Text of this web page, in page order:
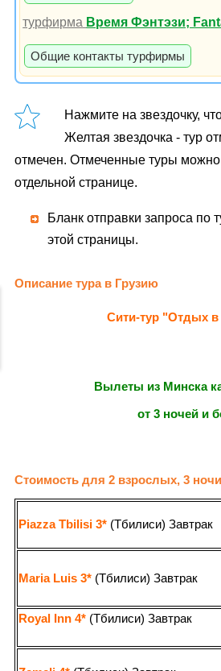
турфирма Время Фэнтэзи;
Общие контакты турфирмы
Нажмите на звездочку,
Желтая звездочка - тур
отмечен. Отмеченные туры можно
отдельной странице.
Бланк отправки запроса по
этой страницы.
Описание тура в Грузию
Сити-тур "Отдых
Вылеты из Минска
от 3 ночей и
Стоимость для 2 взрослых, 3
Piazza Tbilisi 3* (Тбилиси) Завтрак
Maria Luis 3* (Тбилиси) Завтрак
Royal Inn 4* (Тбилиси) Завтрак